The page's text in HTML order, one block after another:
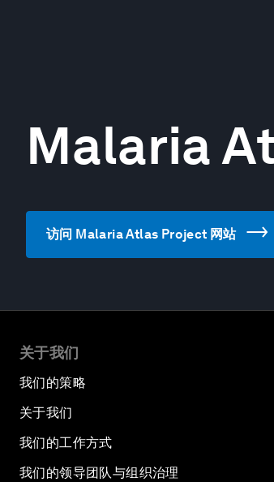
Malaria
访问 Malaria Atlas Project 网站
关于我们
我们的策略
关于我们
我们的工作方式
我们的领导团队与组织治理